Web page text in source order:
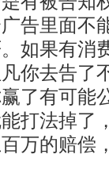
告里面不
如果有消
你去告了
了有可能
打法掉了
万的赔偿